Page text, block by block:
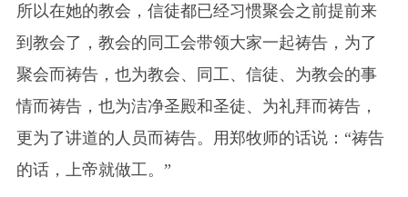
所以在她的教会，信徒都已经习惯聚会之前提前来
到教会了，教会的同工会带领大家一起祷告，为了
聚会而祷告，也为教会、同工、信徒、为教会的事
情而祷告，也为洁净圣殿和圣徒、为礼拜而祷告，
更为了讲道的人员而祷告。用郑牧师的话说：“祷告
的话，上帝就做工。”